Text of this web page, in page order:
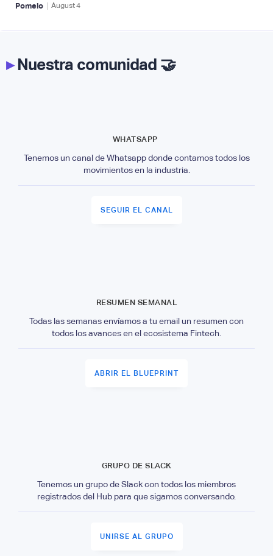
Pomelo | August4
▸Nuestra comunidad 🤝
WHATSAPP
Tenemos un canal de Whatsapp donde contamos todos los
movimientos en la industria.
SEGUIR EL CANAL
RESUMEN SEMANAL
Todas las semanas envíamos a tu email un resumen con
todos los avances en el ecosistema Fintech.
ABRIR EL BLUEPRINT
GRUPO DE SLACK
Tenemos un grupo de Slack con todos los miembros
registrados del Hub para que sigamos conversando.
UNIRSE AL GRUPO